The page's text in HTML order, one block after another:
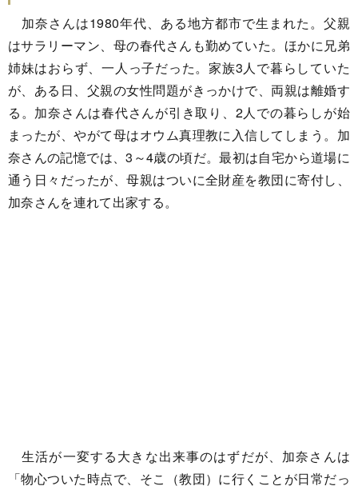
加奈さんは1980年代、ある地方都市で生まれた。父親
はサラリーマン、母の春代さんも勤めていた。ほかに兄弟
姉妹はおらず、一人っ子だった。家族3人で暮らしていた
が、ある日、父親の女性問題がきっかけで、両親は離婚す
る。加奈さんは春代さんが引き取り、2人での暮らしが始
まったが、やがて母はオウム真理教に入信してしまう。加
奈さんの記憶では、3～4歳の頃だ。最初は自宅から道場に
通う日々だったが、母親はついに全財産を教団に寄付し、
加奈さんを連れて出家する。
生活が一変する大きな出来事のはずだが、加奈さんは
「物心ついた時点で、そこ（教団）に行くことが日常だっ